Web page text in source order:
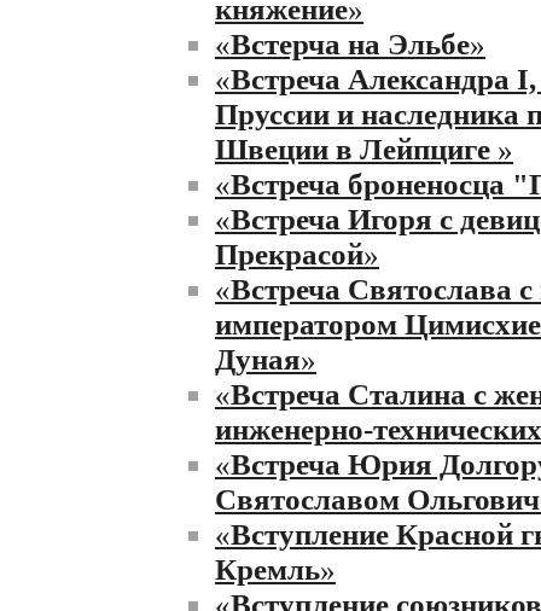
княжение»
«Встерча на Эльбе»
«Встреча Александра
Пруссии и наследника
Швеции в Лейпциге »
«Встреча броненосца
«Встреча Игоря с
Прекрасой»
«Встреча Святослава
императором
Дуная»
«Встреча Сталина с
инженерно-
«Встреча Юрия
Святославом
«Вступление Красной
Кремль»
«Вступление